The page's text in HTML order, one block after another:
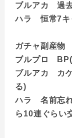
ブルアカ 過
ハラ 恒常7キ
ガチャ副産物
ブルプロ BP(
ブルアカ カ
る)
ハラ 名前忘
ら10連ぐらい